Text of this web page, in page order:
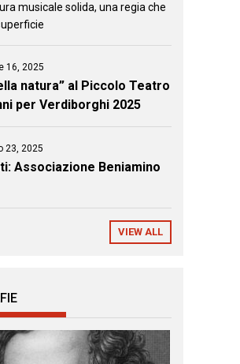
musicale solida, una regia che
16, 2025
natura” al Piccolo Teatro
per Verdiborghi 2025
23, 2025
Associazione Beniamino
VIEW ALL